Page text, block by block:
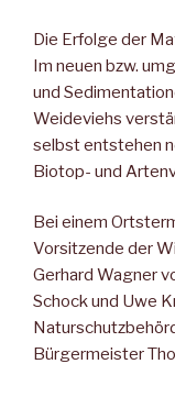
Die Erfolge der
Im neuen bzw.
und
Weideviehs
selbst entstehen
Biotop- und
Bei einem
Vorsit­zende der
Gerhard Wagner
Schock und Uwe
Bürgermeister